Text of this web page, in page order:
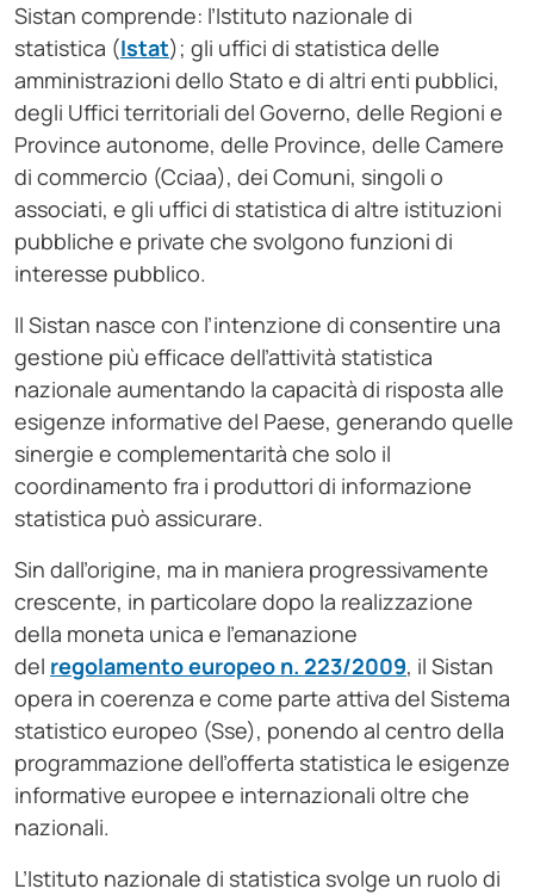
Sistan comprende: l’Istituto nazionale di
statistica (Istat); gli uffici di statistica delle
amministrazioni dello Stato e di altri enti pubblici,
degli Uffici territoriali del Governo, delle Regioni e
Province autonome, delle Province, delle Camere
di commercio (Cciaa), dei Comuni, singoli o
associati, e gli uffici di statistica di altre istituzioni
pubbliche e private che svolgono funzioni di
interesse pubblico.
Il Sistan nasce con l’intenzione di consentire una
gestione più efficace dell’attività statistica
nazionale aumentando la capacità di risposta alle
esigenze informative del Paese, generando quelle
sinergie e complementarità che solo il
coordinamento fra i produttori di informazione
statistica può assicurare.
Sin dall’origine, ma in maniera progressivamente
crescente, in particolare dopo la realizzazione
della moneta unica e l’emanazione
del regolamento europeo n. 223/2009, il Sistan
opera in coerenza e come parte attiva del Sistema
statistico europeo (Sse), ponendo al centro della
programmazione dell’offerta statistica le esigenze
informative europee e internazionali oltre che
nazionali.
L’Istituto nazionale di statistica svolge un ruolo di